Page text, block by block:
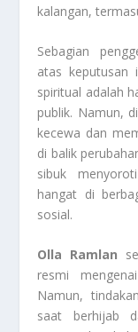
kalangan,
Sebagian
atas keputusan
spiritual adalah
publik. Namun,
kecewa dan
di balik
sibuk
hangat di
sosial.
Olla Ramlan
resmi
Namun,
saat berhijab